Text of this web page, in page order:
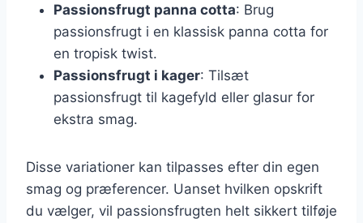
Passionsfrugt panna cotta: Brug
passionsfrugt i en klassisk panna cotta for
en tropisk twist.
Passionsfrugt i kager: Tilsæt
passionsfrugt til kagefyld eller glasur for
ekstra smag.
Disse variationer kan tilpasses efter din egen
smag og præferencer. Uanset hvilken opskrift
du vælger, vil passionsfrugten helt sikkert tilføje